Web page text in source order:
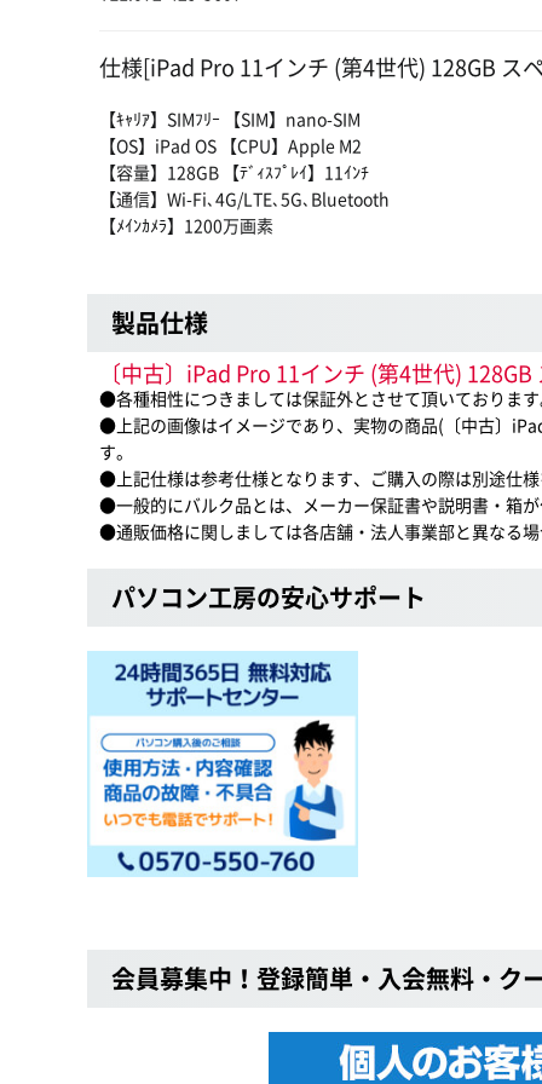
仕様[iPad Pro 11インチ (第4世代) 128GB ス
【ｷｬﾘｱ】SIMﾌﾘｰ 【SIM】nano-SIM
【OS】iPad OS 【CPU】Apple M2
【容量】128GB 【ﾃﾞｨｽﾌﾟﾚｲ】11ｲﾝﾁ
【通信】Wi-Fi､4G/LTE､5G､Bluetooth
【ﾒｲﾝｶﾒﾗ】1200万画素
製品仕様
〔中古〕iPad Pro 11インチ (第4世代)
●各種相性につきましては保証外とさせて頂いておりま
●上記の画像はイメージであり、実物の商品(〔中古〕
す。
●上記仕様は参考仕様となります、ご購入の際は別途仕
●一般的にバルク品とは、メーカー保証書や説明書・箱
●通販価格に関しましては各店舗・法人事業部と異なる
パソコン工房の安心サポート
会員募集中！登録簡単・入会無料・ク